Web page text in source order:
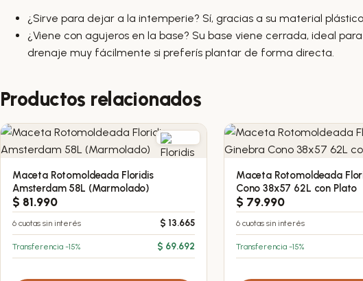
¿Sirve para dejar a la intemperie? Sí, gracias a su material
¿Viene con agujeros en la base? Su base viene cerrada, ideal
drenaje muy fácilmente si preferís plantar de forma directa.
Productos relacionados
Maceta Rotomoldeada Floridis
Amsterdam 58L (Marmolado)
$ 81.990
6 cuotas sin interés $ 13.665
Transferencia -15% $ 69.692
Este
producto
tiene
múltiples
variantes.
Las
Maceta Rotomoldeada
Cono 38x57 62L con Plato
$ 79.990
6 cuotas sin interés
Transferencia -15%
Este
producto
tiene
múltiples
variantes.
Las